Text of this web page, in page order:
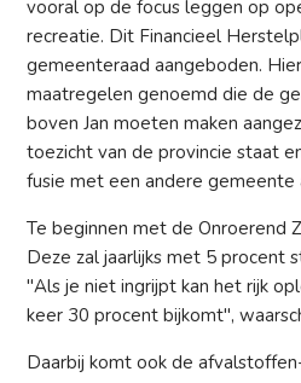
vooral op de focus leggen op
recreatie. Dit Financieel
gemeenteraad aangeboden.
maatregelen genoemd die de
boven Jan moeten maken
toezicht van de provincie staat
fusie met een andere gemeente
Te beginnen met de Onroerend
Deze zal jaarlijks met 5 procent
"Als je niet ingrijpt kan het rijk
keer 30 procent bijkomt",
Daarbij komt ook de